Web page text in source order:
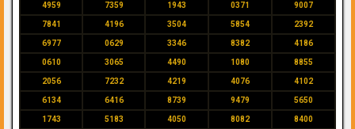
4959 7359 1943 0371 9007
7841 4196 3504 5854 2392
6977 0629 3346 8382 4186
0610 3065 4490 1080 8855
2056 7232 4219 4076 4102
6134 6416 8739 9479 5650
1743 5183 4050 8082 8400